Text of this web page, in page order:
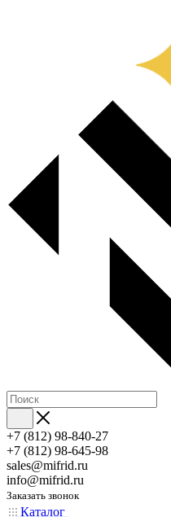
+7 (812) 98-840-27
+7 (812) 98-645-98
sales@mifrid.ru
info@mifrid.ru
Заказать звонок
Каталог